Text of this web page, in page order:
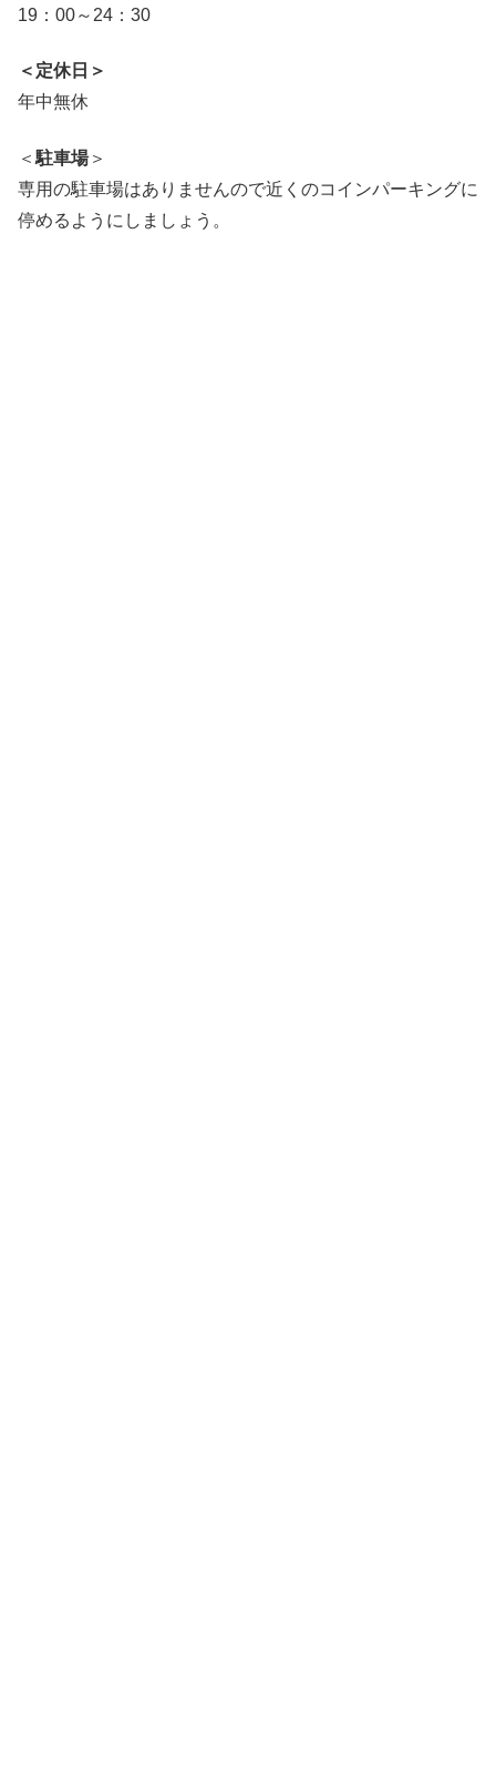
19：00～24：30
＜定休日＞
年中無休
＜ 駐車場＞
専用の駐車場はありませんので近くのコインパーキングに
停めるようにしましょう。